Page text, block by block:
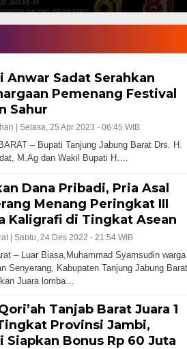
Anwar Sadat Serahkan
Pemenang Festival
Sahur
| Selasa, 25 Apr 2023 - 06:45 WIB
– Bupati Tanjung Jabung Barat Drs. H.
M.Ag dan Wakil Bupati H….
Dana Pribadi, Pria Asal
Menang Peringkat III
Kaligrafi di Tingkat Asean
| Sabtu, 24 Des 2022 - 21:54 WIB
– Luar Biasa,Muhammad Syamsudin warga
Senyerang, Kabupaten Tanjung Jabung Barat
Juara lomba…
Tanjab Barat Juara 1
Provinsi Jambi,
Siapkan Bonus Rp 60 Juta